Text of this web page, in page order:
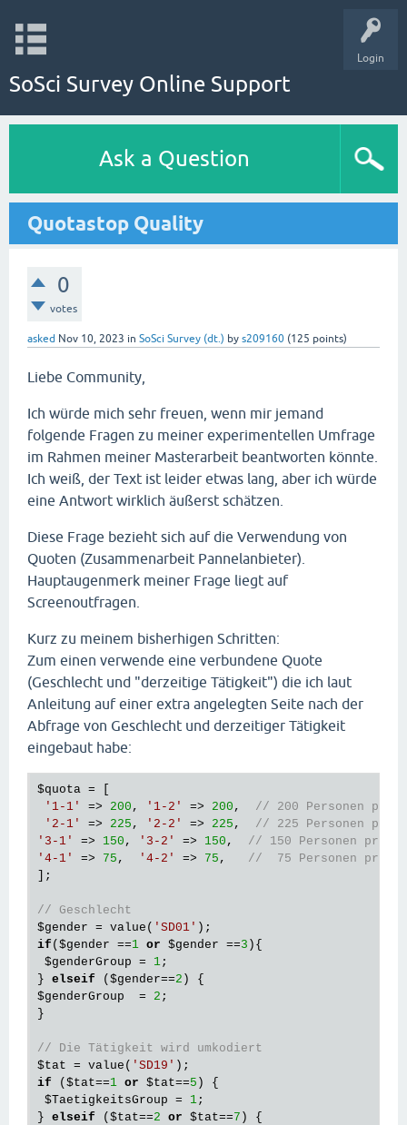
Login
SoSci Survey Online Support
Ask a Question
Quotastop Quality
0
votes
asked Nov 10, 2023 in SoSci Survey (dt.) by s209160 (125 points)
Liebe Community,
Ich würde mich sehr freuen, wenn mir jemand
folgende Fragen zu meiner experimentellen Umfrage
im Rahmen meiner Masterarbeit beantworten könnte.
Ich weiß, der Text ist leider etwas lang, aber ich würde
eine Antwort wirklich äußerst schätzen.
Diese Frage bezieht sich auf die Verwendung von
Quoten (Zusammenarbeit Pannelanbieter).
Hauptaugenmerk meiner Frage liegt auf
Screenoutfragen.
Kurz zu meinem bisherhigen Schritten:
Zum einen verwende eine verbundene Quote
(Geschlecht und "derzeitige Tätigkeit") die ich laut
Anleitung auf einer extra angelegten Seite nach der
Abfrage von Geschlecht und derzeitiger Tätigkeit
eingebaut habe:
$quota = [
'1-1'
=> 200 , '1-2' => 200 , // 200 Personen pro
'2-1'
=> 225 , '2-2' => 225 , // 225 Personen pro
'3-1'
=> 150 , '3-2' => 150 , // 150 Personen pro
'4-1'
=> 75 , '4-2' => 75 , //  75 Personen pro
];
// Geschlecht
$gender = value( 'SD01'
if ( $gender ==1 or $gender ==3 ){
$genderGroup = 1;
} elseif ( $gender==2
$genderGroup
  =
2 ;
}
// Die Tätigkeit wird umkodiert
$tat = value( 'SD19'
if ( $tat==1 or $tat==5 ) {
$TaetigkeitsGroup = 1;
} elseif ( $tat==2 or $tat==7